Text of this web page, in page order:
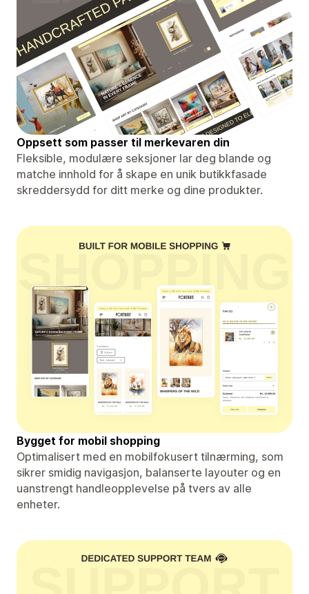
Oppsett som passer til merkevaren din
Fleksible, modulære seksjoner lar deg blande og
matche innhold for å skape en unik butikkfasade
skreddersydd for ditt merke og dine produkter.
Bygget for mobil shopping
Optimalisert med en mobilfokusert tilnærming, som
sikrer smidig navigasjon, balanserte layouter og en
uanstrengt handleopplevelse på tvers av alle
enheter.